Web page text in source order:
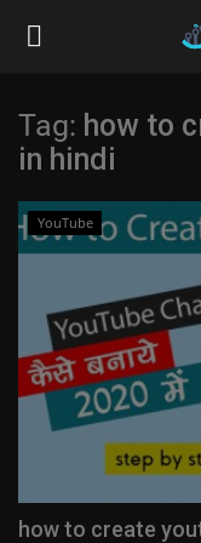
Home
Technology
Tips & Tricks
Social Media
Questions
Tag: how to
in hindi
YouTube
how to create